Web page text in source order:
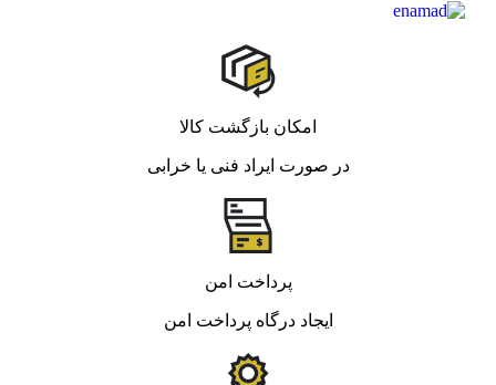
امکان بازگشت کالا
در صورت ایراد فنی یا خرابی
پرداخت امن
ایجاد درگاه پرداخت امن